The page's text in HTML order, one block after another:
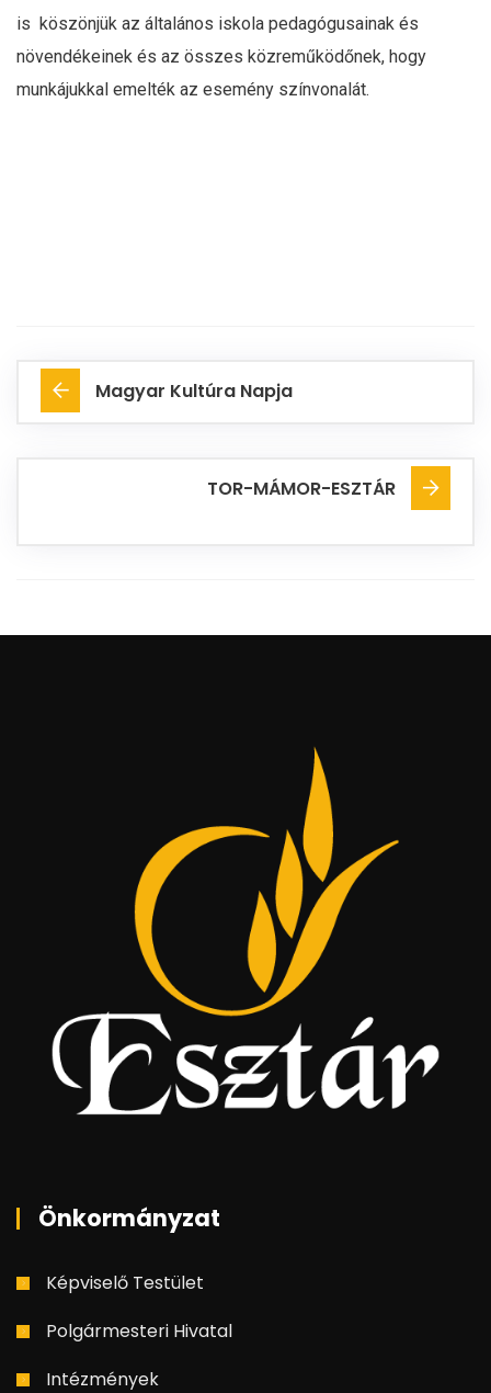
is köszönjük az általános iskola pedagógusainak és
növendékeinek és az összes közreműködőnek, hogy
munkájukkal emelték az esemény színvonalát.
Magyar Kultúra Napja
TOR-MÁMOR-ESZTÁR
Önkormányzat
Képviselő Testület
Polgármesteri Hivatal
Intézmények